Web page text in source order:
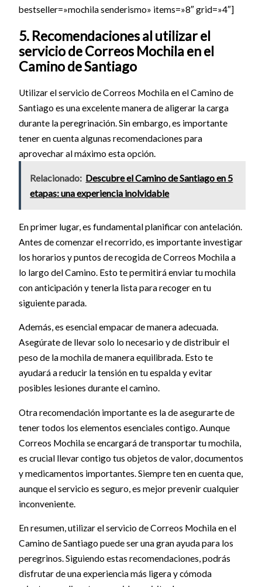
bestseller=»mochila senderismo» items=»8″ grid=»4″]
5. Recomendaciones al utilizar el
servicio de Correos Mochila en el
Camino de Santiago
Utilizar el servicio de Correos Mochila en el Camino de
Santiago es una excelente manera de aligerar la carga
durante la peregrinación. Sin embargo, es importante
tener en cuenta algunas recomendaciones para
aprovechar al máximo esta opción.
Relacionado: Descubre el Camino de Santiago en 5
etapas: una experiencia inolvidable
En primer lugar, es fundamental planificar con antelación.
Antes de comenzar el recorrido, es importante investigar
los horarios y puntos de recogida de Correos Mochila a
lo largo del Camino. Esto te permitirá enviar tu mochila
con anticipación y tenerla lista para recoger en tu
siguiente parada.
Además, es esencial empacar de manera adecuada.
Asegúrate de llevar solo lo necesario y de distribuir el
peso de la mochila de manera equilibrada. Esto te
ayudará a reducir la tensión en tu espalda y evitar
posibles lesiones durante el camino.
Otra recomendación importante es la de asegurarte de
tener todos los elementos esenciales contigo. Aunque
Correos Mochila se encargará de transportar tu mochila,
es crucial llevar contigo tus objetos de valor, documentos
y medicamentos importantes. Siempre ten en cuenta que,
aunque el servicio es seguro, es mejor prevenir cualquier
inconveniente.
En resumen, utilizar el servicio de Correos Mochila en el
Camino de Santiago puede ser una gran ayuda para los
peregrinos. Siguiendo estas recomendaciones, podrás
disfrutar de una experiencia más ligera y cómoda